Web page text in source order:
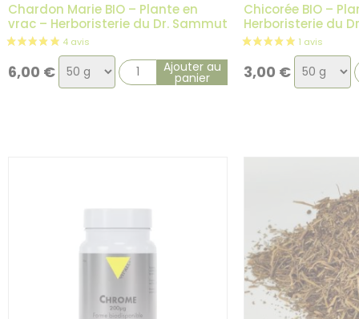
Chardon Marie BIO – Plante en
vrac – Herboristerie du Dr. Sammut
6,00 € Choix
de
Ajouter au
panier
Chicorée BIO –
Herboristerie du
3,00 € Choix
de